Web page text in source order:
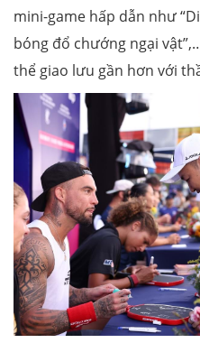
mini-game hấp dẫn như
bóng đổ chướng ngại
thể giao lưu gần hơn với